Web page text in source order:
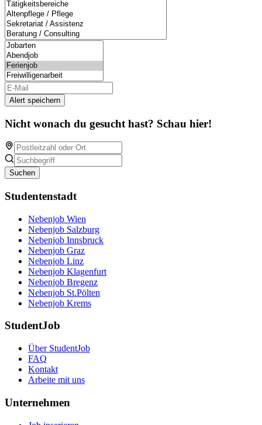
Alert speichern
Nicht wonach du gesucht hast? Schau hier!
Suchen
Studentenstadt
Nebenjob Wien
Nebenjob Salzburg
Nebenjob Innsbruck
Nebenjob Graz
Nebenjob Linz
Nebenjob Klagenfurt
Nebenjob Bregenz
Nebenjob St.Pölten
Nebenjob Krems
StudentJob
Über StudentJob
FAQ
Kontakt
Arbeite mit uns
Unternehmen